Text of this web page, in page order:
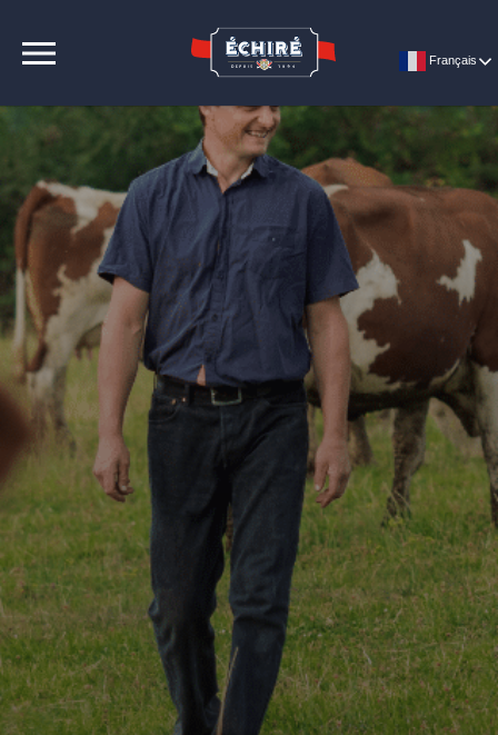
Français
CONTACT